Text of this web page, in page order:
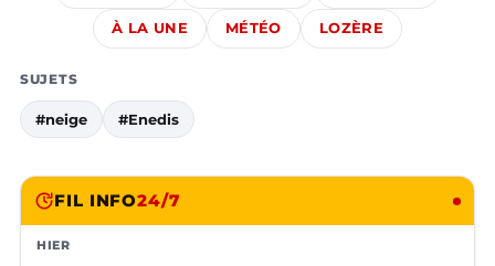
À LA UNE MÉTÉO LOZÈRE
SUJETS
#neige #Enedis
FIL INFO24/7
HIER